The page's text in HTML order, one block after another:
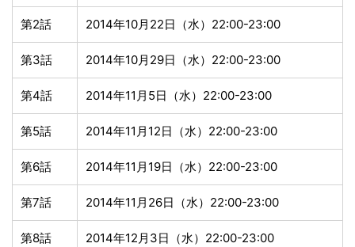
第2話 2014年10月22日（水）22:00-23:00
第3話 2014年10月29日（水）22:00-23:00
第4話 2014年11月5日（水）22:00-23:00
第5話 2014年11月12日（水）22:00-23:00
第6話 2014年11月19日（水）22:00-23:00
第7話 2014年11月26日（水）22:00-23:00
第8話 2014年12月3日（水）22:00-23:00